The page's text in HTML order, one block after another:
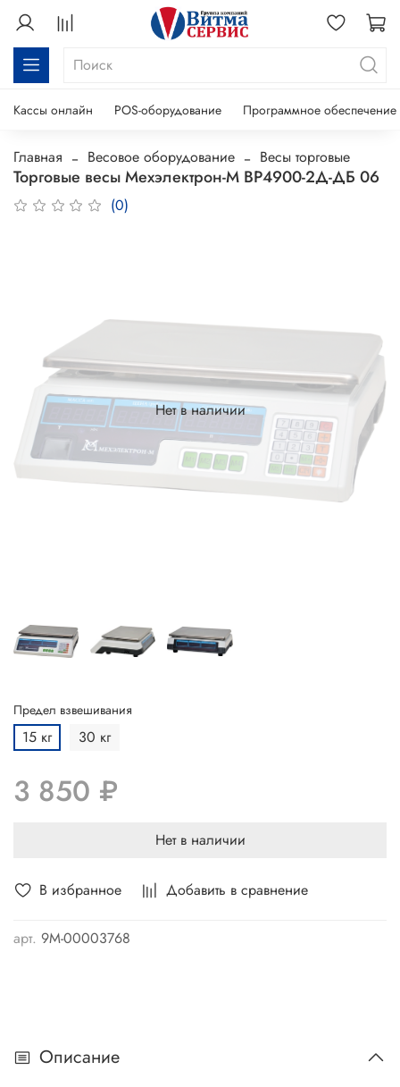
Кассы онлайн POS-оборудование Программное обеспечение
Главная Весовое оборудование Весы торговые
Торговые весы Мехэлектрон-М ВР4900-2Д-ДБ 06
(0)
В избранное Добавить в сравнение
арт. 9М-00003768
Нет в наличии
Предел взвешивания
15 кг 30 кг
3 850 ₽
Нет в наличии
Описание